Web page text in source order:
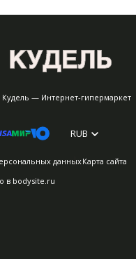
Кудель — Интернет-гипермаркет
RUB
данныхКарта сайта
в bodysite.ru